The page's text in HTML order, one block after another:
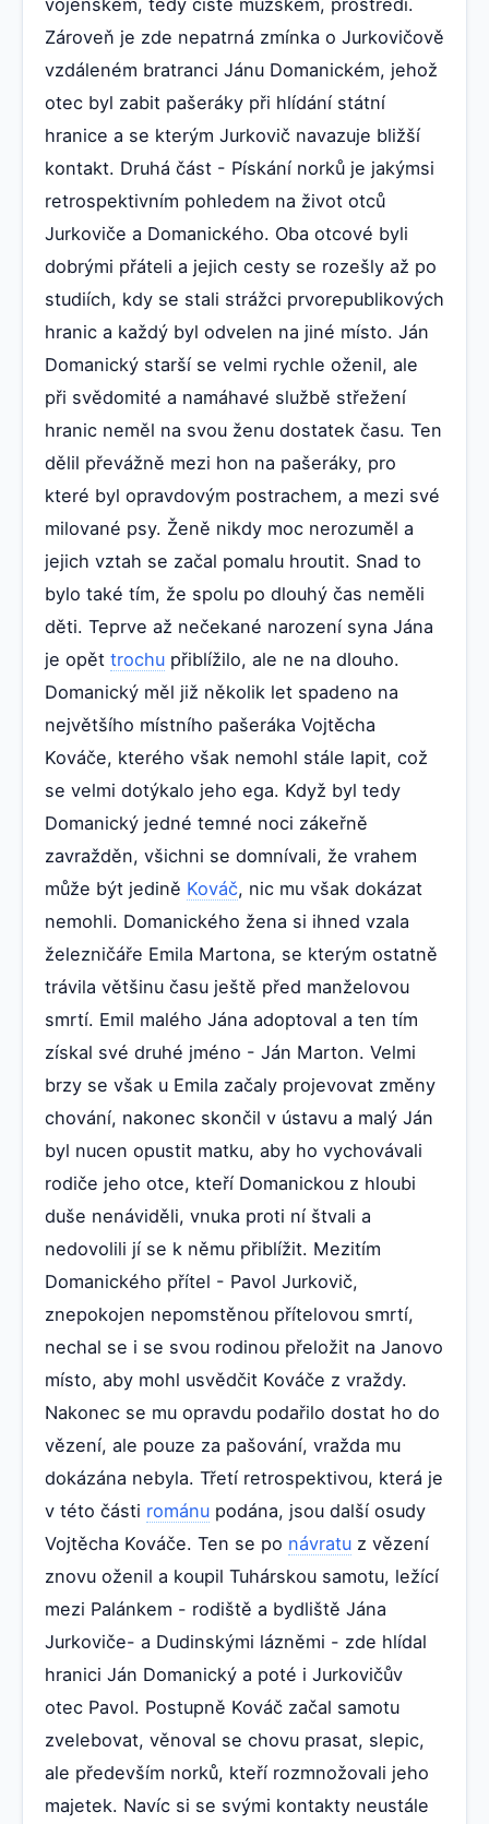
Zároveň je zde nepatrná zmínka o Jurkovičově
vzdáleném bratranci Jánu Domanickém, jehož
otec byl zabit pašeráky při hlídání státní
hranice a se kterým Jurkovič navazuje bližší
kontakt. Druhá část - Pískání norků je jakýmsi
retrospektivním pohledem na život otců
Jurkoviče a Domanického. Oba otcové byli
dobrými přáteli a jejich cesty se rozešly až po
studiích, kdy se stali strážci prvorepublikových
hranic a každý byl odvelen na jiné místo. Ján
Domanický starší se velmi rychle oženil, ale
při svědomité a namáhavé službě střežení
hranic neměl na svou ženu dostatek času. Ten
dělil převážně mezi hon na pašeráky, pro
které byl opravdovým postrachem, a mezi své
milované psy. Ženě nikdy moc nerozuměl a
jejich vztah se začal pomalu hroutit. Snad to
bylo také tím, že spolu po dlouhý čas neměli
děti. Teprve až nečekané narození syna Jána
je opět trochu přiblížilo, ale ne na dlouho.
Domanický měl již několik let spadeno na
největšího místního pašeráka Vojtěcha
Kováče, kterého však nemohl stále lapit, což
se velmi dotýkalo jeho ega. Když byl tedy
Domanický jedné temné noci zákeřně
zavražděn, všichni se domnívali, že vrahem
může být jedině Kováč, nic mu však dokázat
nemohli. Domanického žena si ihned vzala
železničáře Emila Martona, se kterým ostatně
trávila většinu času ještě před manželovou
smrtí. Emil malého Jána adoptoval a ten tím
získal své druhé jméno - Ján Marton. Velmi
brzy se však u Emila začaly projevovat změny
chování, nakonec skončil v ústavu a malý Ján
byl nucen opustit matku, aby ho vychovávali
rodiče jeho otce, kteří Domanickou z hloubi
duše nenáviděli, vnuka proti ní štvali a
nedovolili jí se k němu přiblížit. Mezitím
Domanického přítel - Pavol Jurkovič,
znepokojen nepomstěnou přítelovou smrtí,
nechal se i se svou rodinou přeložit na Janovo
místo, aby mohl usvědčit Kováče z vraždy.
Nakonec se mu opravdu podařilo dostat ho do
vězení, ale pouze za pašování, vražda mu
dokázána nebyla. Třetí retrospektivou, která je
v této části románu podána, jsou další osudy
Vojtěcha Kováče. Ten se po návratu z vězení
znovu oženil a koupil Tuhárskou samotu, ležící
mezi Palánkem - rodiště a bydliště Jána
Jurkoviče- a Dudinskými lázněmi - zde hlídal
hranici Ján Domanický a poté i Jurkovičův
otec Pavol. Postupně Kováč začal samotu
zvelebovat, věnoval se chovu prasat, slepic,
ale především norků, kteří rozmnožovali jeho
majetek. Navíc si se svými kontakty neustále